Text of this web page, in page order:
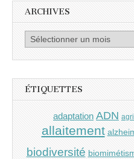
ARCHIVES
Archives
ÉTIQUETTES
adaptation ADN
allaitement
biodiversité